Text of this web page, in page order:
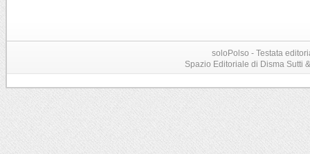
soloPolso - Testata
Spazio Editoriale di Disma Sutti